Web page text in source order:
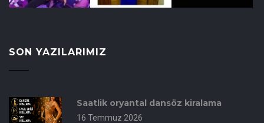
SON YAZILARIMIZ
Saatlik oryantal dansöz kiralama
16 Temmuz 2026